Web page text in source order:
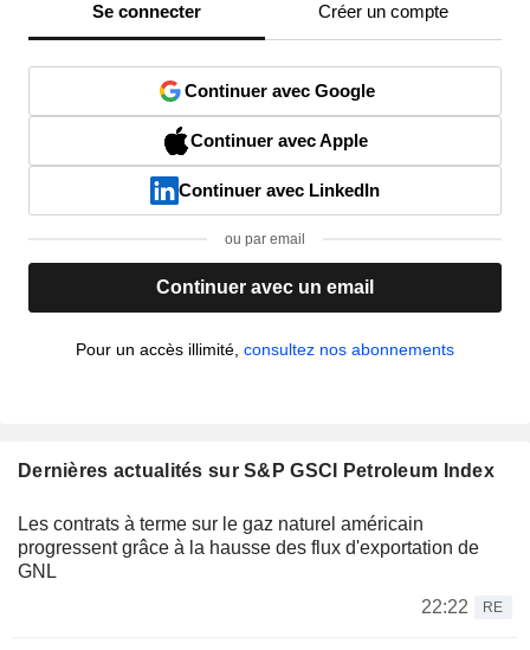
Se connecter Créer un compte
Continuer avec Google
Continuer avec Apple
Continuer avec LinkedIn
ou par email
Continuer avec un email
Pour un accès illimité, consultez nos abonnements
Dernières actualités sur S&P GSCI Petroleum Index
Les contrats à terme sur le gaz naturel américain
progressent grâce à la hausse des flux d'exportation de
GNL
22:22
RE